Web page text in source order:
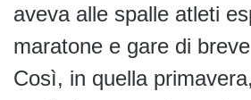
aveva alle spalle atleti
maratone e gare di
Così, in quella